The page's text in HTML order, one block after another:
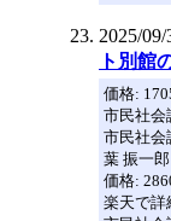
2025/09/
ト別館
価格:
市民社
市民社会
葉 振一
価格:
楽天で詳